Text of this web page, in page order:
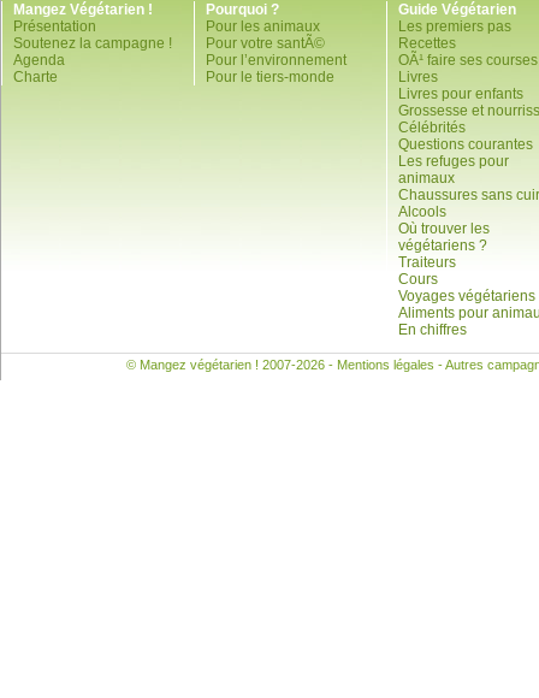
Mangez Végétarien !
Présentation
Soutenez la campagne !
Agenda
Charte
Pourquoi ?
Pour les animaux
Pour votre santÃ©
Pour l’environnement
Pour le tiers-monde
Guide Végétarien
Les premiers pas
Recettes
OÃ¹ faire ses
Livres
Livres pour enfants
Grossesse et
Célébrités
Questions courantes
Les refuges pour
animaux
Chaussures sans cuir
Alcools
Où trouver les
végétariens ?
Traiteurs
Cours
Voyages végétariens
Aliments pour
En chiffres
© Mangez végétarien ! 2007-2026 - Mentions légales - Autres